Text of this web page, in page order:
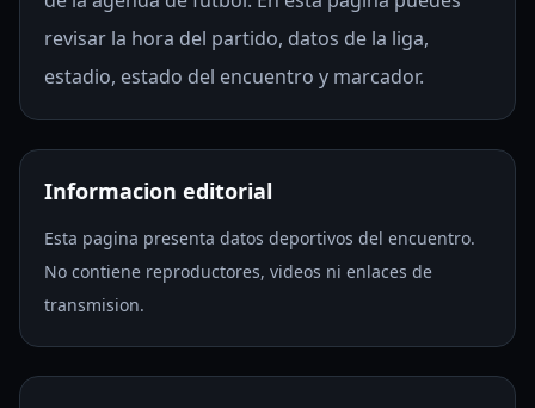
revisar la hora del partido, datos de la liga,
estadio, estado del encuentro y marcador.
Informacion editorial
Esta pagina presenta datos deportivos del encuentro.
No contiene reproductores, videos ni enlaces de
transmision.